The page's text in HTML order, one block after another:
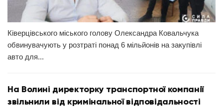
Ківерцівського міського голову Олександра Ковальчука
обвинувачують у розтраті понад 6 мільйонів на закупівлі
авто для...
На Волині директорку транспортної компанії
звільнили від кримінальної відповідальності